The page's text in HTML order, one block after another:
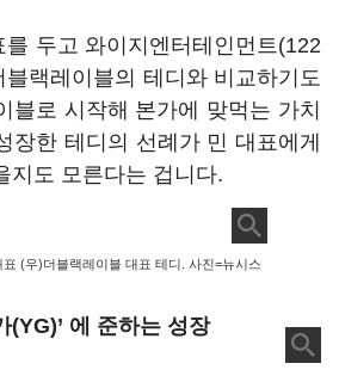
를 두고 와이지엔터테인먼트(122
블랙레이블의 테디와 비교하기도
블로 시작해 본가에 맞먹는 가치
장한 테디의 선례가 민 대표에게
지도 모른다는 겁니다.
(우)더블랙레이블 대표 테디. 사진=뉴시스
(YG)’ 에 준하는 성장